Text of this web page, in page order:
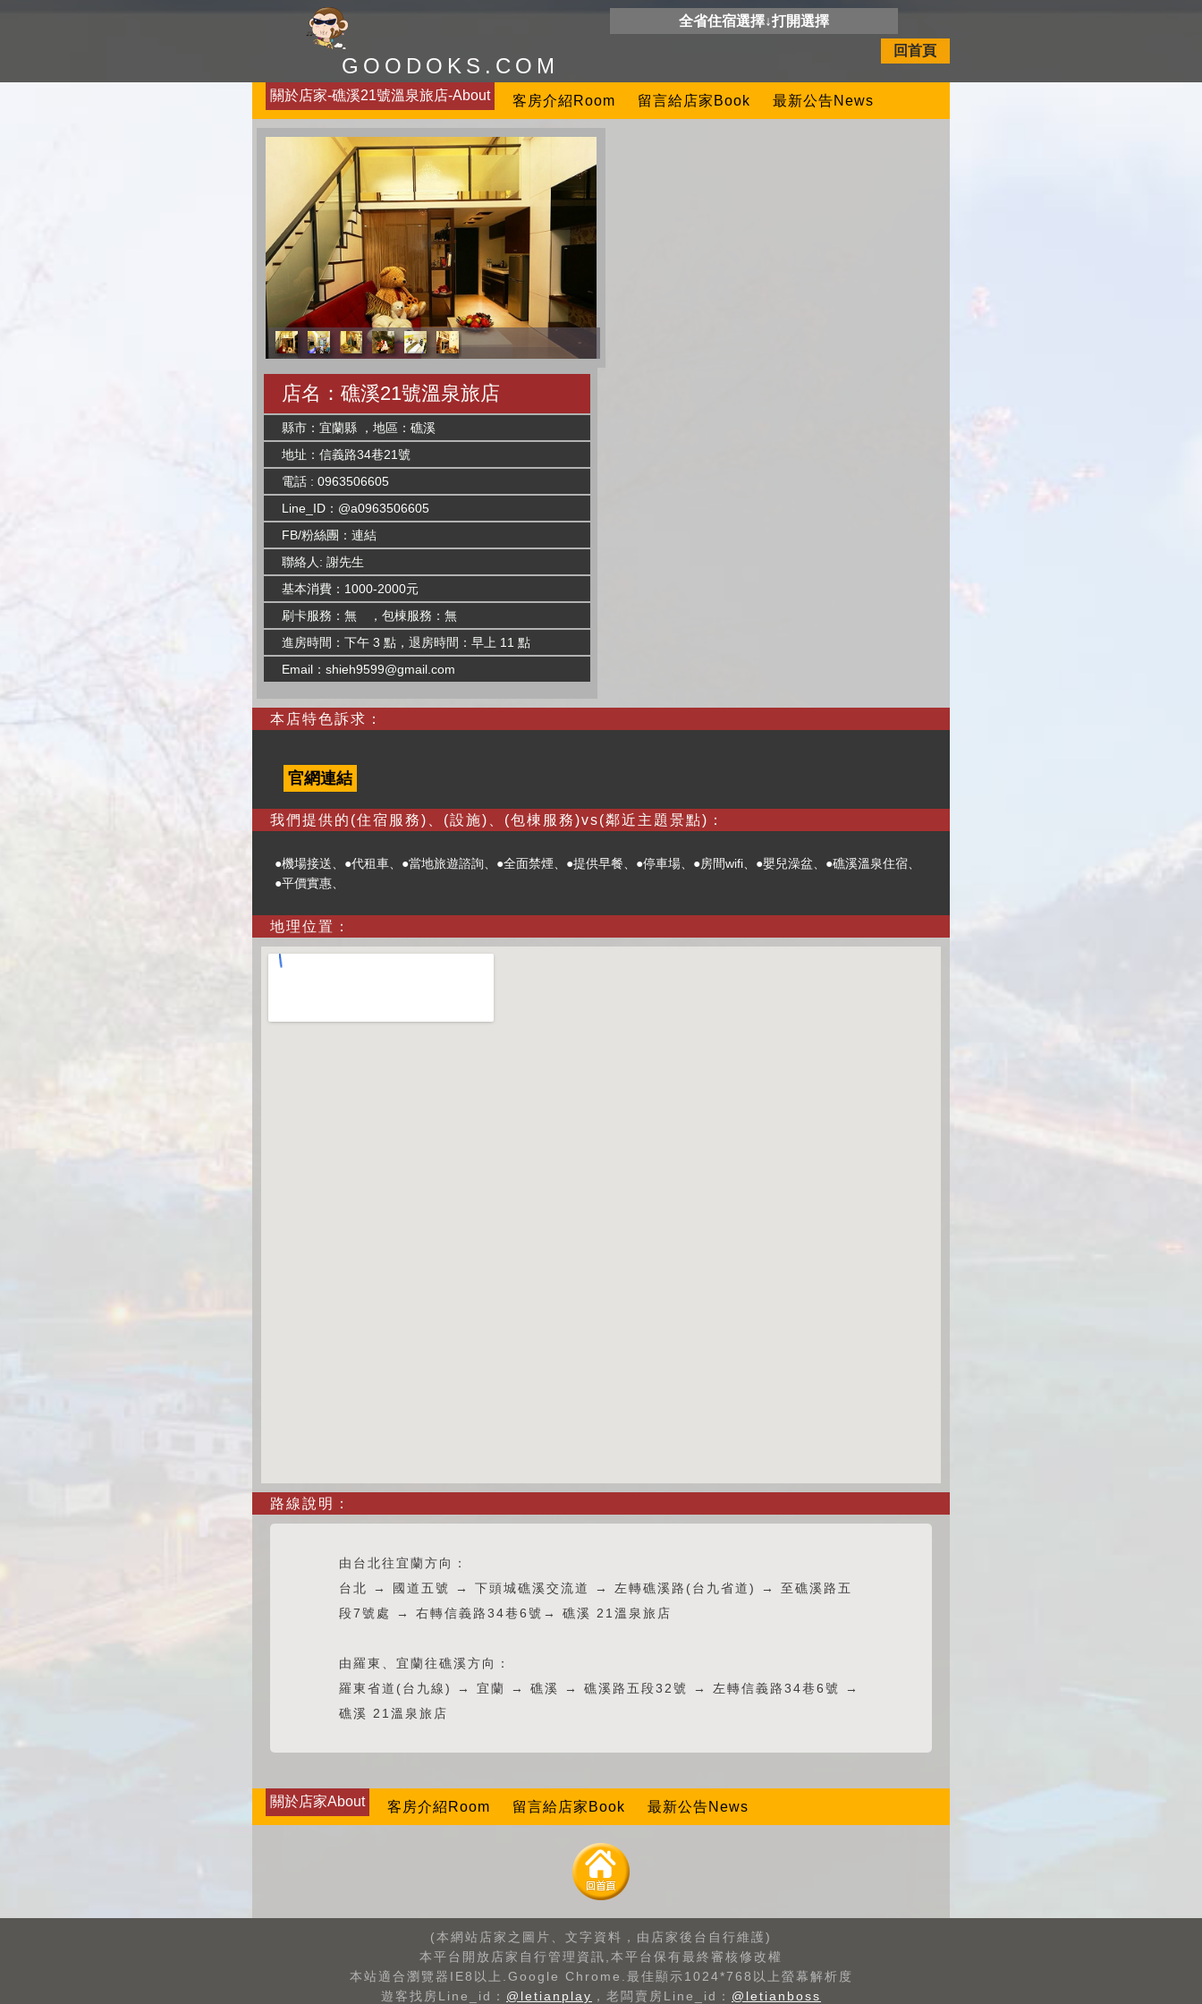
GOODOKS.COM
全省住宿選擇↓打開選擇
回首頁
關於店家-礁溪21號溫泉旅店-About 客房介紹Room 留言給店家Book 最新公告News
店名：礁溪21號溫泉旅店
縣市：宜蘭縣 ，地區：礁溪
地址：信義路34巷21號
電話 : 0963506605
Line_ID：@a0963506605
FB/粉絲團：連結
聯絡人: 謝先生
基本消費：1000-2000元
刷卡服務：無 ，包棟服務：無
進房時間：下午 3 點，退房時間：早上 11 點
Email：shieh9599@gmail.com
本店特色訴求：
官網連結
我們提供的(住宿服務)、(設施)、(包棟服務)vs(鄰近主題景點)：
●機場接送、●代租車、●當地旅遊諮詢、●全面禁煙、●提供早餐、●停車場、●房間wifi、●嬰兒澡盆、●礁溪溫泉住宿、
●平價實惠、
地理位置：
路線說明：
由台北往宜蘭方向：
台北 → 國道五號 → 下頭城礁溪交流道 → 左轉礁溪路(台九省道) → 至礁溪路五
段7號處 → 右轉信義路34巷6號→ 礁溪 21溫泉旅店
由羅東、宜蘭往礁溪方向：
羅東省道(台九線) → 宜蘭 → 礁溪 → 礁溪路五段32號 → 左轉信義路34巷6號 →
礁溪 21溫泉旅店
關於店家About 客房介紹Room 留言給店家Book 最新公告News
(本網站店家之圖片、文字資料，由店家後台自行維護)
本平台開放店家自行管理資訊,本平台保有最終審核修改權
本站適合瀏覽器IE8以上.Google Chrome.最佳顯示1024*768以上螢幕解析度
遊客找房Line_id： @letianplay ，老闆賣房Line_id： @letianboss